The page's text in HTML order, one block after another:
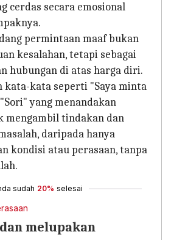
cerdas secara emosional
permintaan maaf bukan
kesalahan, tetapi sebagai
hubungan di atas harga diri.
kata-kata seperti "Saya minta
yang menandakan
mengambil tindakan dan
daripada hanya
kondisi atau perasaan, tanpa
sudah 20% selesai
melupakan